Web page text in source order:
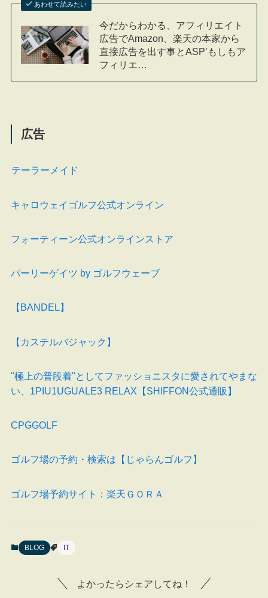
あわせて読みたい
今だからわかる、アフィリエイト
広告でAmazon、楽天の本家から
直接広告を出す事とASP’もしもア
フィリエ…
広告
テーラーメイド
キャロウェイゴルフ公式オンライン
フォーティーン公式オンラインストア
パーリーゲイツ by ゴルフウェーブ
【BANDEL】
【カステルバジャック】
"極上の普段着"としてファッショニスタに愛されてやまな
い、1PIU1UGUALE3 RELAX【SHIFFON公式通販】
CPGGOLF
ゴルフ場の予約・検索は【じゃらんゴルフ】
ゴルフ場予約サイト：楽天ＧＯＲＡ
BLOG IT
よかったらシェアしてね！